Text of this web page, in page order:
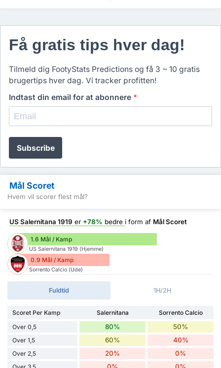
Få gratis tips hver dag!
Tilmeld dig FootyStats Predictions og få 3 ~ 10 gratis
brugertips hver dag. Vi tracker profitten!
Indtast din email for at abonnere *
Subscribe
Mål Scoret
Hvem vil scorer flest mål?
US Salernitana 1919 er +78% bedre i form af Mål Scoret
1.6 Mål / Kamp
US Salernitana 1919 (Hjemme)
0.9 Mål / Kamp
Sorrento Calcio (Ude)
Fuldtid 1H/2H
Scoret Per Kamp Salernitana
Sorrento Calcio
Over 0,5
80% 50%
Over 1,5 60% 40%
Over 2,5 20% 0%